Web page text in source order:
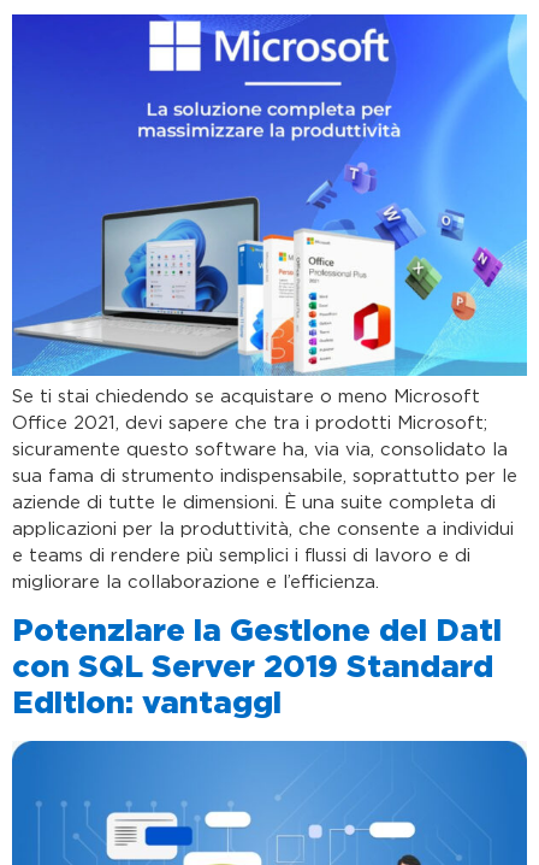
Se ti stai chiedendo se acquistare o meno Microsoft
Office 2021, devi sapere che tra i prodotti Microsoft;
sicuramente questo software ha, via via, consolidato la
sua fama di strumento indispensabile, soprattutto per le
aziende di tutte le dimensioni. È una suite completa di
applicazioni per la produttività, che consente a individui
e teams di rendere più semplici i flussi di lavoro e di
migliorare la collaborazione e l’efficienza.
Potenziare la Gestione dei Dati
con SQL Server 2019 Standard
Edition: vantaggi